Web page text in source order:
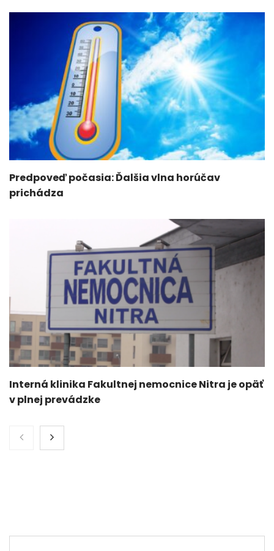
Predpoveď počasia: Ďalšia vlna horúčav
prichádza
Interná klinika Fakultnej nemocnice Nitra je opäť
v plnej prevádzke